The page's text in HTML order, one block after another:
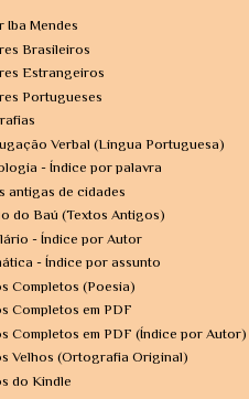
Iba Mendes
Brasileiros
Estrangeiros
Portugueses
Verbal (Língua Portuguesa)
- Índice por palavra
antigas de cidades
do Baú (Textos Antigos)
- Índice por Autor
- Índice por assunto
Completos (Poesia)
Completos em PDF
Completos em PDF (Índice por Autor)
Velhos (Ortografia Original)
do Kindle